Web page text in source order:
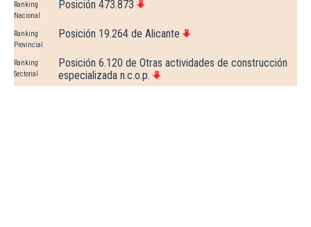
Ranking
Nacional
Posición 473.873
Ranking
Provincial
Posición 19.264 de Alicante
Ranking
Sectorial
Posición 6.120 de Otras actividades de construcción
especializada n.c.o.p.